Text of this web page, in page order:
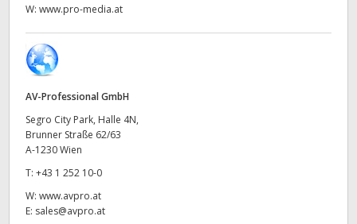
Spain
Turkey
UAE
United Kingdom
W: www.pro-media.at
AV-Professional GmbH
Segro City Park, Halle 4N,
Brunner Straße 62/63
A-1230 Wien
T: +43 1 252 10-0
W: www.avpro.at
E: sales@avpro.at